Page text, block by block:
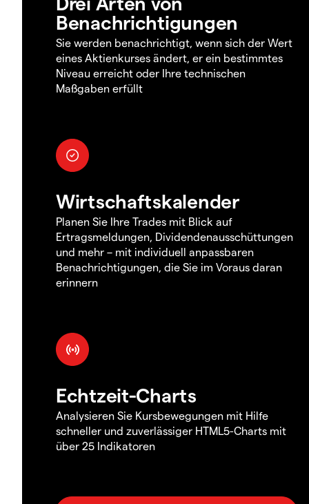
Benachrichtigungen
Sie werden benachrichtigt, wenn sich der Wert
eines Aktienkurses ändert, er ein bestimmtes
Niveau erreicht oder Ihre technischen
Maßgaben erfüllt
Wirtschaftskalender
Planen Sie Ihre Trades mit Blick auf
Ertragsmeldungen, Dividendenausschüttungen
und mehr – mit individuell anpassbaren
Benachrichtigungen, die Sie im Voraus daran
erinnern
Echtzeit-Charts
Analysieren Sie Kursbewegungen mit Hilfe
schneller und zuverlässiger HTML5-Charts mit
über 25 Indikatoren